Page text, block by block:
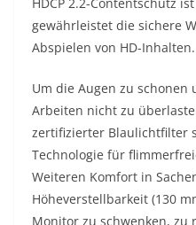
HDCP 2.2-Contentschutz
gewährleistet die sichere
Abspielen von HD-Inhalten.
Um die Augen zu schonen
Arbeiten nicht zu
zertifizierter Blaulichtfilter
Technologie für
Weiteren Komfort in
Höheverstellbarkeit (130
Monitor zu schwenken,